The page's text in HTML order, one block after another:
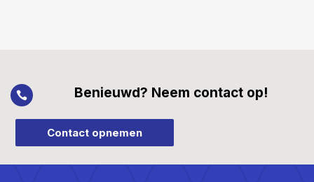
 Benieuwd? Neem contact op!
Contact opnemen